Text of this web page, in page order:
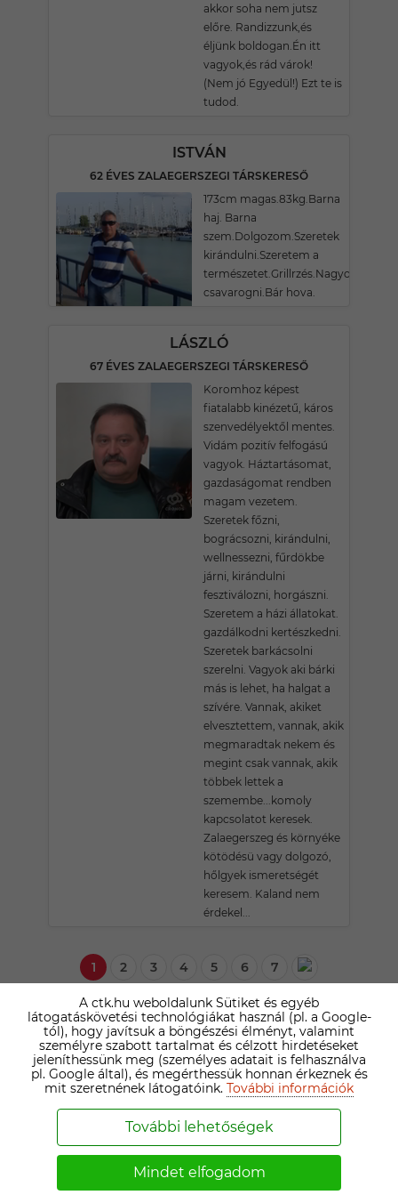
akkor soha nem jutsz
előre. Randizzunk,és
éljünk boldogan.Én itt
vagyok,és rád várok!
(Nem jó Egyedül!) Ezt te is
tudod.
ISTVÁN
62 ÉVES ZALAEGERSZEGI TÁRSKERESŐ
173cm magas.83kg.Barna
haj. Barna
szem.Dolgozom.Szeretek
kirándulni.Szeretem a
természetet.Grillrzés.Nagyokat
csavarogni.Bár hova.
LÁSZLÓ
67 ÉVES ZALAEGERSZEGI TÁRSKERESŐ
Koromhoz képest
fiatalabb kinézetű, káros
szenvedélyektől mentes.
Vidám pozitív felfogású
vagyok. Háztartásomat,
gazdaságomat rendben
magam vezetem.
Szeretek főzni,
bográcsozni, kirándulni,
wellnessezni, fűrdökbe
járni, kirándulni
fesztiválozni, horgászni.
Szeretem a házi állatokat.
gazdálkodni kertészkedni.
Szeretek barkácsolni
szerelni. Vagyok aki bárki
más is lehet, ha halgat a
szívére. Vannak, akiket
elvesztettem, vannak, akik
megmaradtak nekem és
megint csak vannak, akik
többek lettek a
szemembe...komoly
kapcsolatot keresek.
Zalaegerszeg és környéke
kötödésü vagy dolgozó,
hőlgyek ismeretségét
keresem. Kaland nem
érdekel...
1 2 3 4 5 6 7
SENIOR TÁRSKERESŐ NŐK HOTTÓ
KÖRNYÉKÉN
71 ÉVES ZALAEGERSZEGI TÁRSKERESŐ
Járjuk ketten együtt
életünk "őszét"!
Zalaegerszegen élek, de
A ctk.hu weboldalunk Sütiket és egyéb
látogatáskövetési technológiákat használ (pl. a Google-
tól), hogy javítsuk a böngészési élményt, valamint
személyre szabott tartalmat és célzott hirdetéseket
jeleníthessünk meg (személyes adatait is felhasználva
pl. Google által), és megérthessük honnan érkeznek és
mit szeretnének látogatóink. További információk
További lehetőségek
Mindet elfogadom